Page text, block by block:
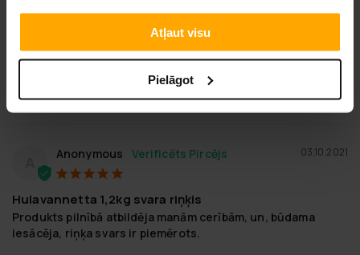
Atļaut visu
Pielāgot
Izmantojot gāzes liesmu, es novecināju/tonēju trijstūra
līstes, lai palīdzētu.
Vai šī atsauksme bija noderīga?
03.10.2021
Anonymous
Hulavannetta 1,2kg svara riņķis
Produkts pilnībā atbildēja manām cerībām, un, būdama
iesācēja, riņķa svars ir piemērots.